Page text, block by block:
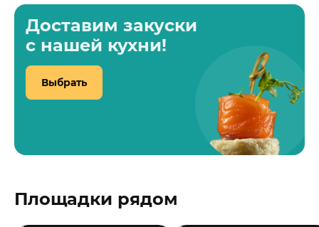
Доставим закуски
с нашей кухни!
Выбрать
Площадки рядом